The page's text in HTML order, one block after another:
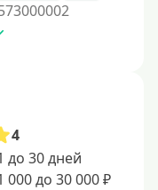
4
до 30 дней
000 до 30 000 ₽